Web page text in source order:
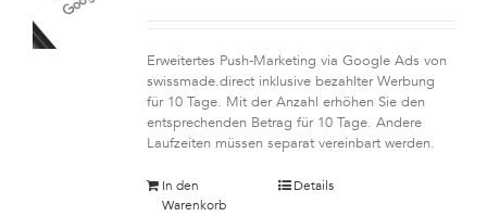
Erweitertes Push-Marketing via Google Ads von
swissmade.direct inklusive bezahlter Werbung
für 10 Tage. Mit der Anzahl erhöhen Sie den
entsprechenden Betrag für 10 Tage. Andere
Laufzeiten müssen separat vereinbart werden.
In den
Warenkorb
Details